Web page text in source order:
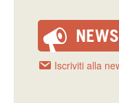
Iscriviti alla